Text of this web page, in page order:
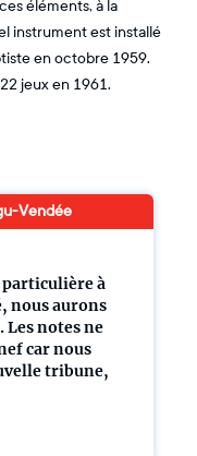
éléments, à la
instrument est installé
en octobre 1959.
jeux en 1961.
à
nous aurons
Les notes ne
car nous
tribune,
Vendée